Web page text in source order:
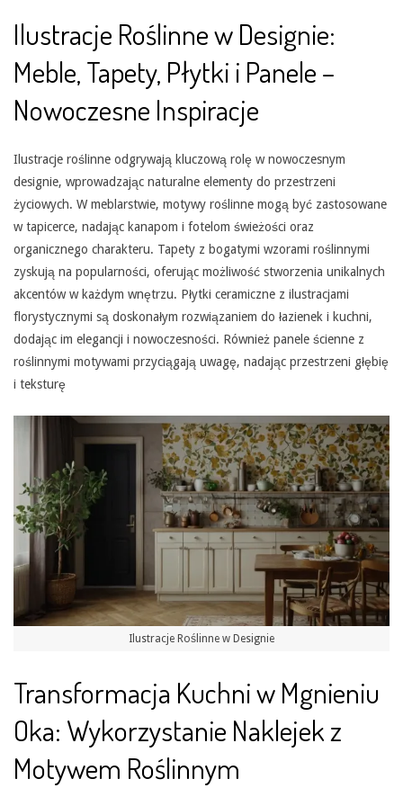
Ilustracje Roślinne w Designie:
Meble, Tapety, Płytki i Panele –
Nowoczesne Inspiracje
Ilustracje roślinne odgrywają kluczową rolę w nowoczesnym
designie, wprowadzając naturalne elementy do przestrzeni
życiowych. W meblarstwie, motywy roślinne mogą być zastosowane
w tapicerce, nadając kanapom i fotelom świeżości oraz
organicznego charakteru. Tapety z bogatymi wzorami roślinnymi
zyskują na popularności, oferując możliwość stworzenia unikalnych
akcentów w każdym wnętrzu. Płytki ceramiczne z ilustracjami
florystycznymi są doskonałym rozwiązaniem do łazienek i kuchni,
dodając im elegancji i nowoczesności. Również panele ścienne z
roślinnymi motywami przyciągają uwagę, nadając przestrzeni głębię
i teksturę
Ilustracje Roślinne w Designie
Transformacja Kuchni w Mgnieniu
Oka: Wykorzystanie Naklejek z
Motywem Roślinnym